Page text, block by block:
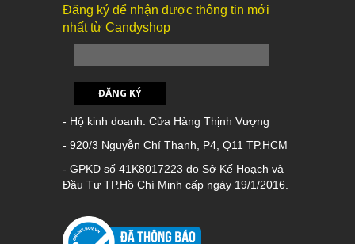
Đăng ký để nhận được thông tin mới
nhất từ Candyshop
ĐĂNG KÝ
- Hộ kinh doanh: Cửa Hàng Thịnh Vượng
- 920/3 Nguyễn Chí Thanh, P4, Q11 TP.HCM
- GPKD số 41K8017223 do Sở Kế Hoạch và
Đầu Tư TP.Hồ Chí Minh cấp ngày 19/1/2016.